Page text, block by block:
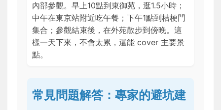
內部參觀。早上10點到東御苑，逛1.5小時；
中午在東京站附近吃午餐；下午1點到桔梗門
集合；參觀結束後，在外苑散步到傍晚。這
樣一天下來，不會太累，還能 cover 主要景
點。
常見問題解答：專家的避坑建